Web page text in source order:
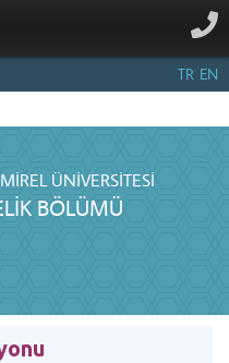
TR EN
ÜNIVERSITESI
BÖLÜMÜ